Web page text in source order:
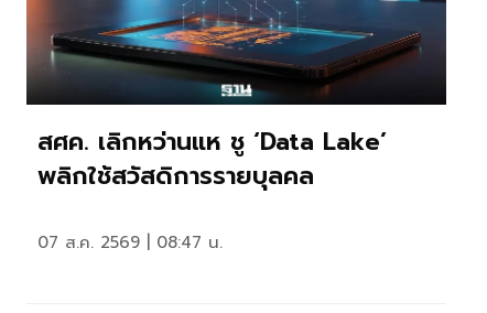
สศค. เลิกหว่านแห ชู ‘Data Lake’
พลิกใช้สวัสดิการรายบุลคล
07 ส.ค. 2569 | 08:47 น.